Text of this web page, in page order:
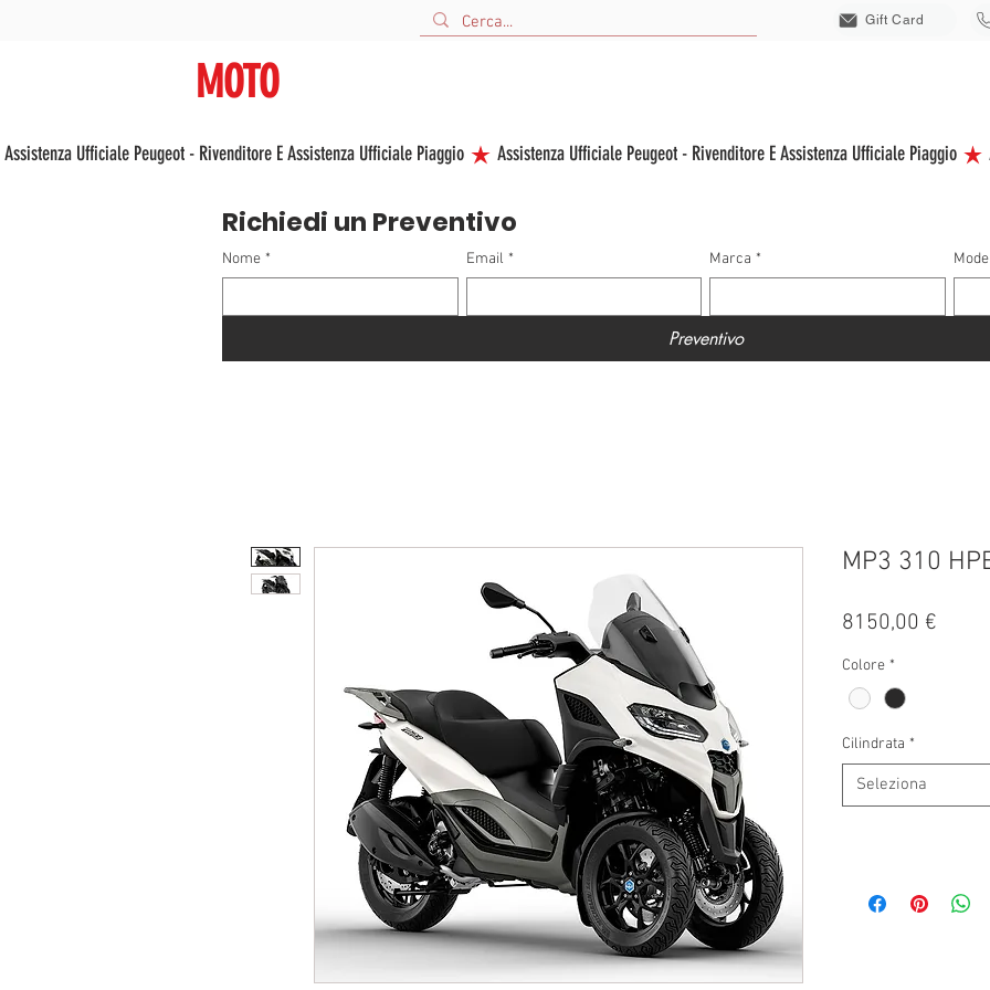
Gift Card
MOTO
Assistenza Ufficiale Peugeot - Rivenditore E Assistenza Ufficiale Piaggio
Richiedi un Preventivo
Nome * Email * Marca *
Preventivo
MP3 310
8150,00 €
Colore *
Cilindrata *
Seleziona